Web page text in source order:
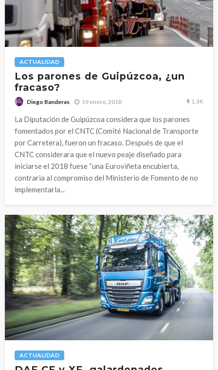
ACTUALIDAD
Los parones de Guipúzcoa, ¿un
fracaso?
Diego Banderas 19 enero, 2018 1.3K
La Diputación de Guipúzcoa considera que los parones
fomentados por el CNTC (Comité Nacional de Transporte
por Carretera), fueron un fracaso. Después de que el
CNTC considerara que el nuevo peaje diseñado para
iniciarse el 2018 fuese “una Euroviñeta encubierta,
contraria al compromiso del Ministerio de Fomento de no
implementarla...
ACTUALIDAD